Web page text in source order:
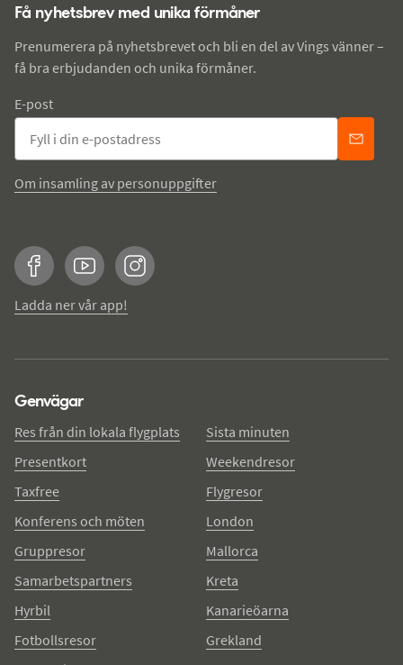
Få nyhetsbrev med unika förmåner
Prenumerera på nyhetsbrevet och bli en del av Vings vänner –
få bra erbjudanden och unika förmåner.
E-post
Om insamling av personuppgifter
FacebookYouTubeInstagram
Ladda ner vår app!
Genvägar
Res från din lokala flygplats
Presentkort
Taxfree
Konferens och möten
Gruppresor
Samarbetspartners
Hyrbil
Fotbollsresor
Sista minuten
Weekendresor
Flygresor
London
Mallorca
Kreta
Kanarieöarna
Grekland